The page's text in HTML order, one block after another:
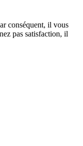
conséquent, il vous
pas satisfaction, il